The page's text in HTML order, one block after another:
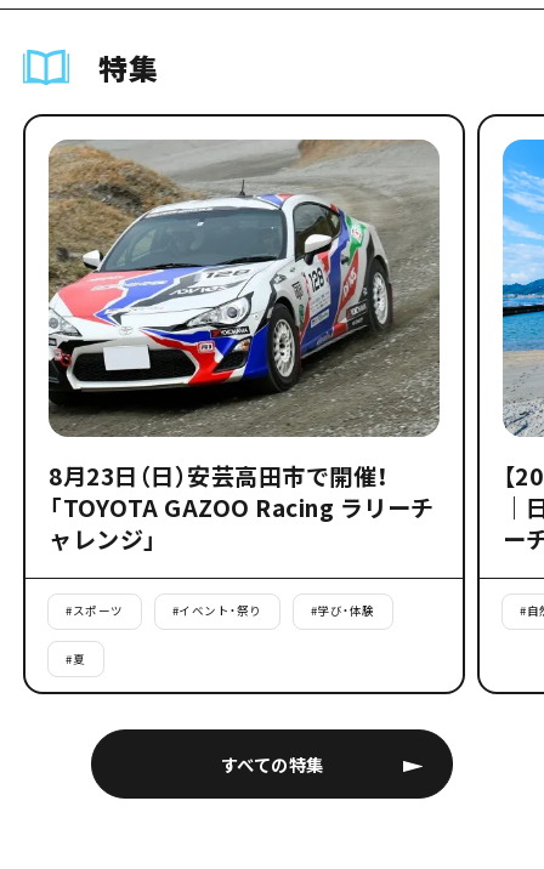
特集
すべての特集
8月23日（日）安芸高田市で開催！
「TOYOTA GAZOO Racing ラリーチ
ャレンジ」
#スポーツ #イベント・祭り #学び・体験
#夏
【
｜
ー
#自